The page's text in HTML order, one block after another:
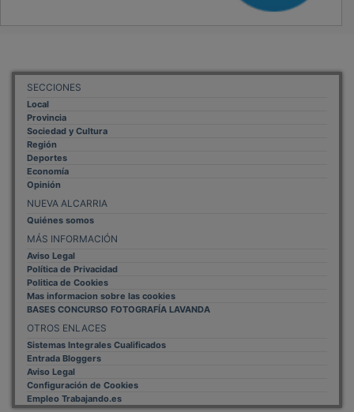
SECCIONES
Local
Provincia
Sociedad y Cultura
Región
Deportes
Economía
Opinión
NUEVA ALCARRIA
Quiénes somos
MÁS INFORMACIÓN
Aviso Legal
Política de Privacidad
Politica de Cookies
Mas informacion sobre las cookies
BASES CONCURSO FOTOGRAFÍA LAVANDA
OTROS ENLACES
Sistemas Integrales Cualificados
Entrada Bloggers
Aviso Legal
Configuración de Cookies
Empleo Trabajando.es